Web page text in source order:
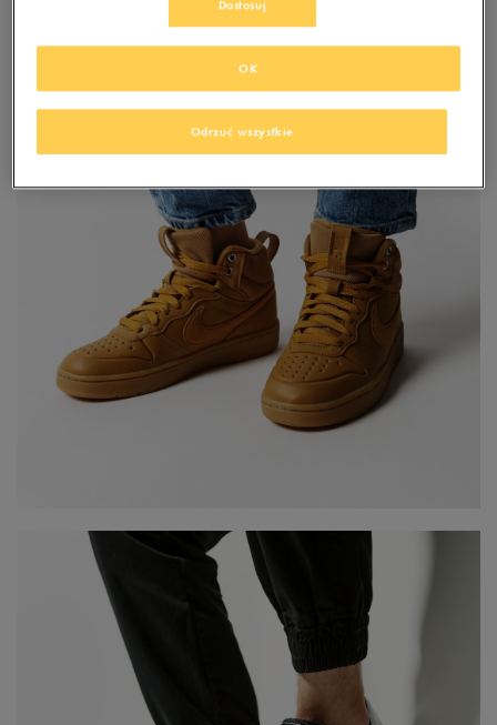
na bocznym panelu – to właśnie stylowe dopełnienie całości modelu.
Dostosuj
Odrzuć wszystkie
OK